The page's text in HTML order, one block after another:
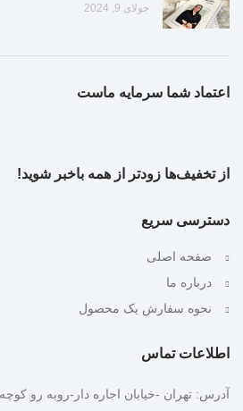
جولای 9, 2024
اعتماد شما سرمایه ماست
از تخفیف‌ها زودتر از همه باخبر شوید!
دسترسی سریع
صفحه اصلی
درباره ما
نحوه سفارش یک محصول
اطلاعات تماس
آدرس: تهران -خیابان اجاره دار-روبه رو کوچه 48 ام-شرکت نوین گرافیک